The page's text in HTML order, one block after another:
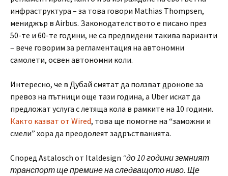
инфраструктура – за това говори Mathias Thompsen,
мениджър в Airbus. Законодателството е писано през
50-те и 60-те години, не са предвидени такива варианти
– вече говорим за регламентация на автономни
самолети, освен автономни коли.
Интересно, че в Дубай смятат да ползват дронове за
превоз на пътници още тази година, а Uber искат да
предложат услуга с летяща кола в рамките на 10 години.
Както казват от Wired, това ще помогне на “заможни и
смели” хора да преодолеят задръстванията.
Според Astalosch от Italdesign “до 10 години земният
транспорт ще премине на следващото ниво. Ще